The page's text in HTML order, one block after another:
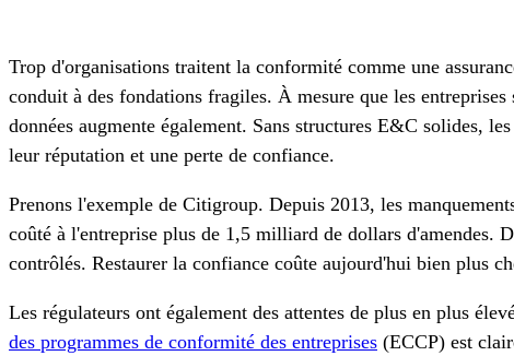
Trop d'organisations traitent la conformité comme une
conduit à des fondations fragiles. À mesure que les
données augmente également. Sans structures E&C solides,
leur réputation et une perte de confiance.
Prenons l'exemple de Citigroup. Depuis 2013, les
coûté à l'entreprise plus de 1,5 milliard de dollars d'amendes.
contrôlés. Restaurer la confiance coûte aujourd'hui bien plus
Les régulateurs ont également des attentes de plus en plus
des programmes de conformité des entreprises (ECCP) est